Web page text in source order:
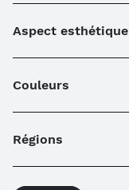
Aspect esthétique
Couleurs
Régions